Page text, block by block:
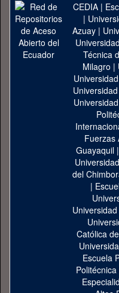
CEDIA|
|
Azuay|
Técnica
Milagro |
Fuerzas
Guayaquil|
del
|
Católica
Escuela